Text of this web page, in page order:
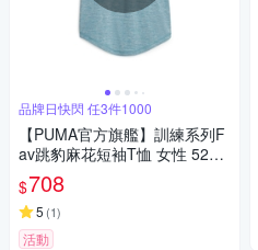
品牌日快閃 任3件1000
【PUMA官方旗艦】訓練系列F
av跳豹麻花短袖T恤 女性 5224
1823
$708
5 (1)
活動